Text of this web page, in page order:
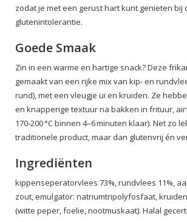
zodat je met een gerust hart kunt genieten bij
glutenintolerantie.
Goede Smaak
Zin in een warme en hartige snack? Deze
gemaakt van een rijke mix van kip- en
rund), met een vleugje ui en kruiden. Ze
en knapperige textuur na bakken in frituur,
170‑200 °C binnen 4–6 minuten klaar). Net zo
traditionele product, maar dan glutenvrij én
Ingrediënten
kippenseperatorvlees 73%, rundvlees 11%,
zout, emulgator: natriumtripolyfosfaat,
(witte peper, foelie, nootmuskaat). Halal